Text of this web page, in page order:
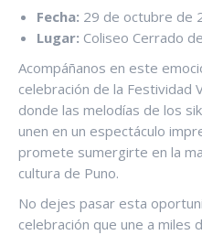
Fecha: 29 de octubre de
Lugar: Coliseo Cerrado
Acompáñanos en este
celebración de la Festividad
donde las melodías de los
unen en un espectáculo
promete sumergirte en la
cultura de Puno.
No dejes pasar esta
celebración que une a miles